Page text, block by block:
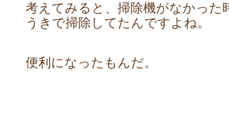
考えてみると、掃除機がなかった
うきで掃除してたんですよね。
便利になったもんだ。